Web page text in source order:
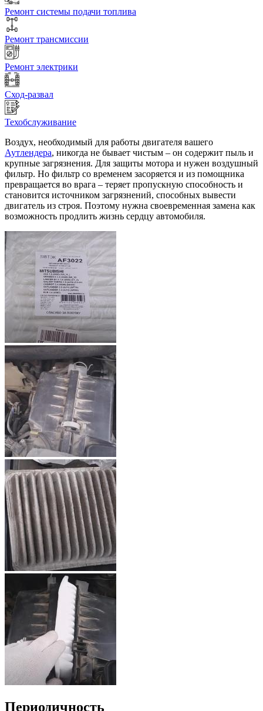
Ремонт системы подачи топлива
Ремонт трансмиссии
Ремонт электрики
Сход-развал
Техобслуживание
Воздух, необходимый для работы двигателя вашего
Аутлендера, никогда не бывает чистым – он содержит пыль и
крупные загрязнения. Для защиты мотора и нужен воздушный
фильтр. Но фильтр со временем засоряется и из помощника
превращается во врага – теряет пропускную способность и
становится источником загрязнений, способных вывести
двигатель из строя. Поэтому нужна своевременная замена как
возможность продлить жизнь сердцу автомобиля.
Периодичность